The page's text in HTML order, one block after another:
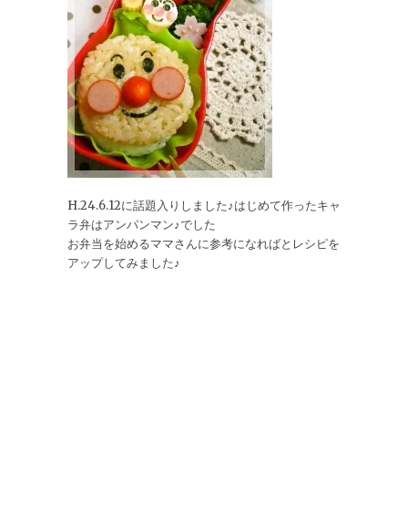
H.24.6.12に話題入りしました♪はじめて作ったキャ
ラ弁はアンパンマン♪でした
お弁当を始めるママさんに参考になればとレシピを
アップしてみました♪